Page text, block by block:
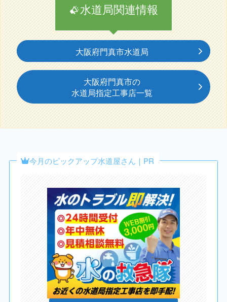
水道局関連情報
大阪府門真市水道局
大阪府門真市の
水道局指定工事店一覧
今月のピックアップ水道屋さん｜PR